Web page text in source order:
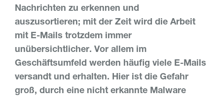
Nachrichten zu erkennen und
auszusortieren; mit der Zeit wird die Arbeit
mit E-Mails trotzdem immer
unübersichtlicher. Vor allem im
Geschäftsumfeld werden häufig viele E-Mails
versandt und erhalten. Hier ist die Gefahr
groß, durch eine nicht erkannte Malware